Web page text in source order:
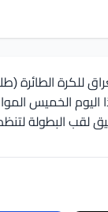
للكرة
الخميس الموافق
لقب البطولة